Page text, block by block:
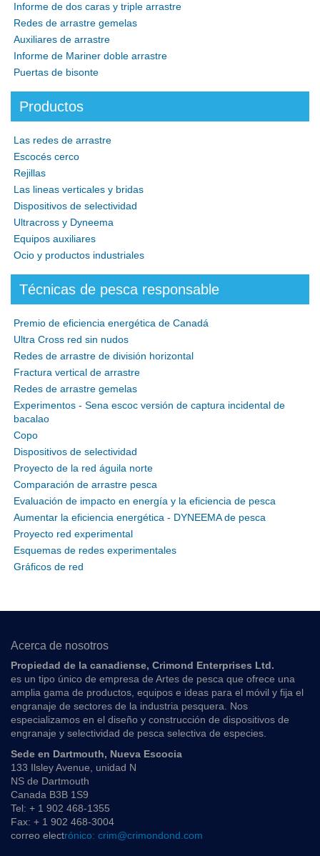
Informe de dos caras y triple arrastre
Redes de arrastre gemelas
Auxiliares de arrastre
Informe de Mariner doble arrastre
Puertas de bisonte
Productos
Las redes de arrastre
Escocés cerco
Rejillas
Las lineas verticales y bridas
Dispositivos de selectividad
Ultracross y Dyneema
Equipos auxiliares
Ocio y productos industriales
Técnicas de pesca responsable
Premio de eficiencia energética de Canadá
Ultra Cross red sin nudos
Redes de arrastre de división horizontal
Fractura vertical de arrastre
Redes de arrastre gemelas
Experimentos - Sena escoc versión de captura incidental de
bacalao
Copo
Dispositivos de selectividad
Proyecto de la red águila norte
Comparación de arrastre pesca
Evaluación de impacto en energía y la eficiencia de pesca
Aumentar la eficiencia energética - DYNEEMA de pesca
Proyecto red experimental
Esquemas de redes experimentales
Gráficos de red
Acerca de nosotros
Propiedad de la canadiense, Crimond Enterprises Ltd.
es un tipo único de empresa de Artes de pesca que ofrece una
amplia gama de productos, equipos e ideas para el móvil y fija el
engranaje de sectores de la industria pesquera. Nos
especializamos en el diseño y construcción de dispositivos de
engranaje y selectividad de pesca selectiva de especies.
Sede en Dartmouth, Nueva Escocia
133 Ilsley Avenue, unidad N
NS de Dartmouth
Canada B3B 1S9
Tel: + 1 902 468-1355
Fax: + 1 902 468-3004
correo electrónico: crim@crimondond.com